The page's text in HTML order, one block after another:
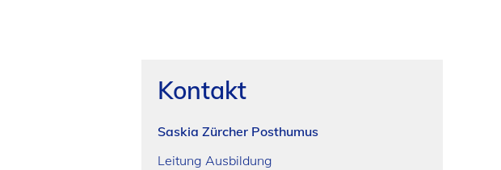
Kontakt
Saskia Zürcher Posthumus
Leitung Ausbildung